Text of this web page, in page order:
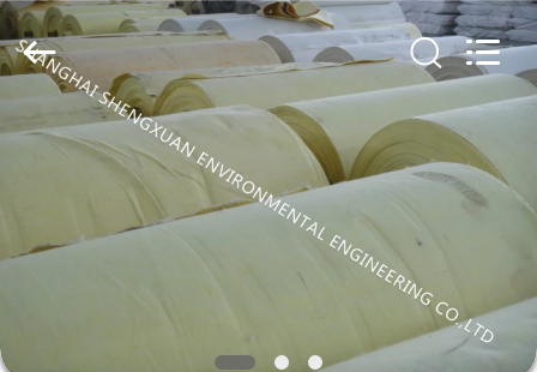
CASA
PRODUTOS
Engineering
Co.,LTD.
All
Rights
Reserved.
Developed
by